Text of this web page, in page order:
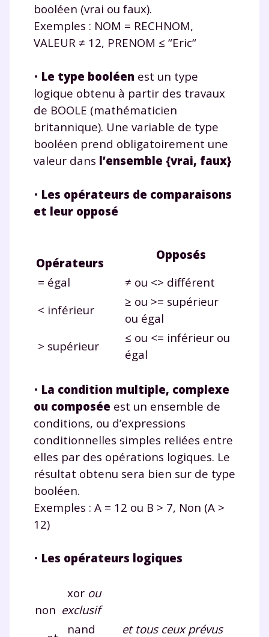
booléen (vrai ou faux).
Exemples : NOM = RECHNOM,
VALEUR ≠ 12, PRENOM ≤ “Eric“
• Le type booléen est un type
logique obtenu à partir des travaux
de BOOLE (mathématicien
britannique). Une variable de type
booléen prend obligatoirement une
valeur dans l’ensemble {vrai, faux}
• Les opérateurs de comparaisons
et leur opposé
Opérateurs
Opposés
= égal
≠ ou <> différent
< inférieur
≥ ou >= supérieur
ou égal
> supérieur
≤ ou <= inférieur ou
égal
• La condition multiple, complexe
ou composée est un ensemble de
conditions, ou d’expressions
conditionnelles simples reliées entre
elles par des opérations logiques. Le
résultat obtenu sera bien sur de type
booléen.
Exemples : A = 12 ou B > 7, Non (A >
12)
• Les opérateurs logiques
non
xor ou
exclusif
et tous ceux prévus
nand